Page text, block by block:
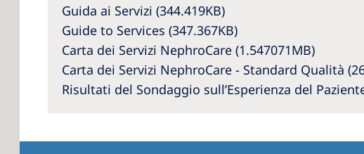
Guida ai Servizi (344.419KB)
Guide to Services (347.367KB)
Carta dei Servizi NephroCare (1.547071MB)
Carta dei Servizi NephroCare - Standard Qualità
Risultati del Sondaggio sull’Esperienza del